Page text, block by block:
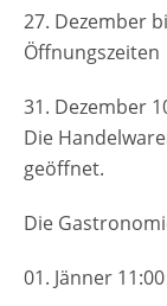
27. Dezember
Öffnungszeiten
31. Dezember
Die
geöffnet.
Die
01. Jänner